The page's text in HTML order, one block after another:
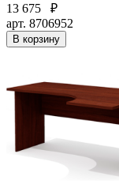
13 675
₽
арт. 8706952
В корзину